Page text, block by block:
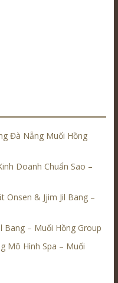
Đà Nẵng Muối Hồng
Doanh Chuẩn Sao –
Onsen & Jjim Jil Bang –
Bang – Muối Hồng Group
Mô Hình Spa – Muối